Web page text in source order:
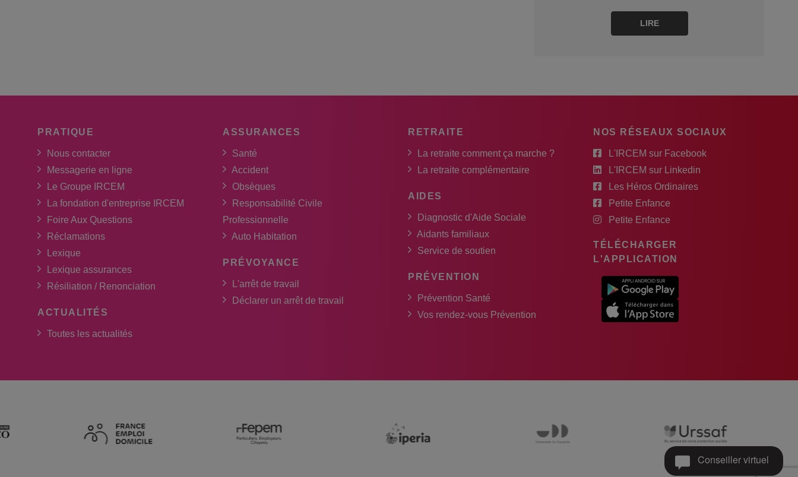
LIRE
PRATIQUE
Nous contacter
Messagerie en ligne
Le Groupe IRCEM
La fondation d'entreprise IRCEM
Foire Aux Questions
Réclamations
Lexique
Lexique assurances
Résiliation / Renonciation
ACTUALITÉS
Toutes les actualités
ASSURANCES
Santé
Accident
Obsèques
Responsabilité Civile
Professionnelle
Auto Habitation
PRÉVOYANCE
L'arrêt de travail
Déclarer un arrêt de travail
RETRAITE
La retraite comment ça marche ?
La retraite complémentaire
AIDES
Diagnostic d'Aide Sociale
Aidants familiaux
Service de soutien
PRÉVENTION
Prévention Santé
Vos rendez-vous Prévention
NOS RÉSEAUX SOCIAUX
L'IRCEM sur Facebook
L'IRCEM sur Linkedin
Les Héros Ordinaires
Petite Enfance
Petite Enfance
TÉLÉCHARGER
L'APPLICATION
Conseiller virtuel